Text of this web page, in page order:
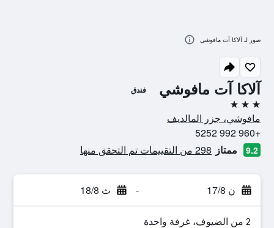
آلاكا آت مافوشي فندق
3 نجوم
مافوشي، جزر المالديف
+960 992 5252
9.2 ممتاز 298 من التقييمات تم التحقق منها
ن 17/8 - ث 18/8
2 من الضيوف، غرفة واحدة
صور لـ آلاكا آت مافوشي